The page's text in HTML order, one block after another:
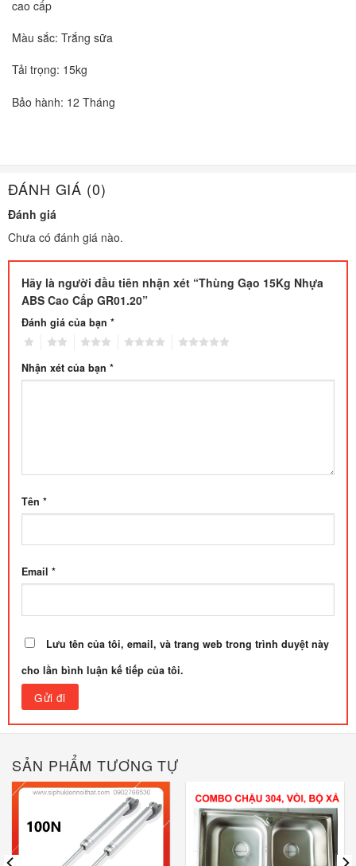
cao cấp
Màu sắc: Trắng sữa
Tải trọng: 15kg
Bảo hành: 12 Tháng
ĐÁNH GIÁ (0)
Đánh giá
Chưa có đánh giá nào.
Hãy là người đầu tiên nhận xét “Thùng Gạo 15Kg Nhựa
ABS Cao Cấp GR01.20”
Đánh giá của bạn *
Nhận xét của bạn *
Tên *
Email *
Lưu tên của tôi, email, và trang web trong trình duyệt này
cho lần bình luận kế tiếp của tôi.
SẢN PHẨM TƯƠNG TỰ